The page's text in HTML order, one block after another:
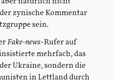
zynische Kommentar
sein.
Fake-news-Rufer auf
mehrfach, das
Ukraine, sondern die
in Lettland durch